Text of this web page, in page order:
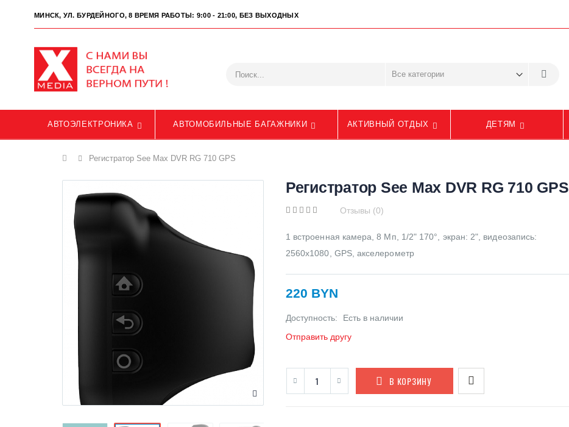
МИНСК, УЛ. БУРДЕЙНОГО, 8 ВРЕМЯ РАБОТЫ: 9:00 - 21:00, БЕЗ ВЫХОДНЫХ
АВТОЭЛЕКТРОНИКА АВТОМОБИЛЬНЫЕ БАГАЖНИКИ АКТИВНЫЙ ОТДЫХ ДЕТЯМ
Главная
Регистратор See Max DVR RG 710 GPS
Регистратор See Max DVR RG 710 GPS
Отзывы (0)
1 встроенная камера, 8 Мп, 1/2" 170°, экран: 2", видеозапись:
2560x1080, GPS, акселерометр
220 BYN
Доступность:
Есть в наличии
Отправить другу
В КОРЗИНУ